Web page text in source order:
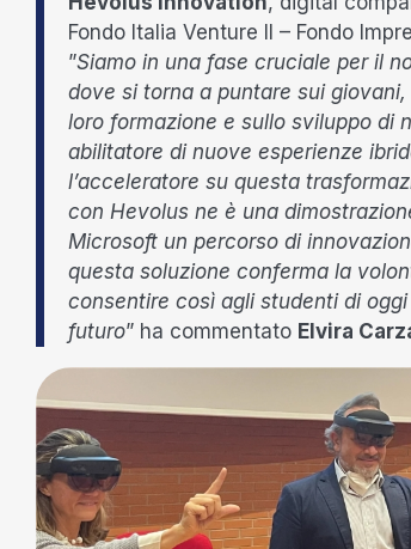
Fondo Italia Venture II – Fondo
”Siamo in una fase cruciale per il
dove si torna a puntare sui
loro formazione e sullo sviluppo di
abilitatore di nuove esperienze
l’acceleratore su questa
con Hevolus ne è una
Microsoft un percorso di
questa soluzione conferma la
consentire così agli studenti di
futuro” ha commentato Elvira